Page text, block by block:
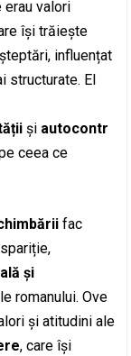
erau valori
își trăiește
influențat
structurate. El
și autocontr
ceea ce
fac
și
romanului. Ove
și atitudini ale
, care își